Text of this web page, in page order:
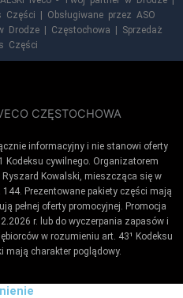
| Obsługiwane przez ASO
Drodze | Częstochowa | Sprzedaż
Części
informacyjny i nie stanowi oferty
Kodeksu cywilnego. Organizatorem
Ryszard Kowalski, mieszcząca się w
Prezentowane pakiety części mają
pełnej oferty promocyjnej. Promocja
r. lub do wyczerpania zapasów i
w rozumieniu art. 43¹ Kodeksu
mają charakter poglądowy.